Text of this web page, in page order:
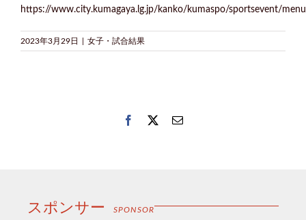
https://www.city.kumagaya.lg.jp/kanko/kumaspo/sportsevent/
2023年3月29日 女子・試合結果
Facebook
Twitter電
スポンサー SPONSOR